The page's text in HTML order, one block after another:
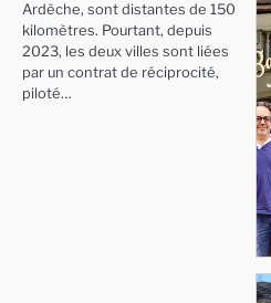
Ardèche, sont distantes de 150
kilomètres. Pourtant, depuis
2023, les deux villes sont liées
par un contrat de réciprocité,
piloté…